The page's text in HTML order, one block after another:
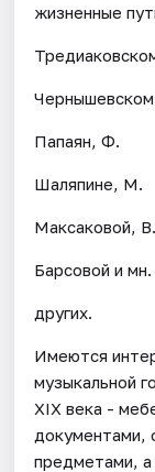
жизненные
Папаян, Ф.
Шаляпине, М.
Максаковой, В.
Барсовой и мн.
других.
Имеются
музыкальной
XIX века -
документами,
предметами, а